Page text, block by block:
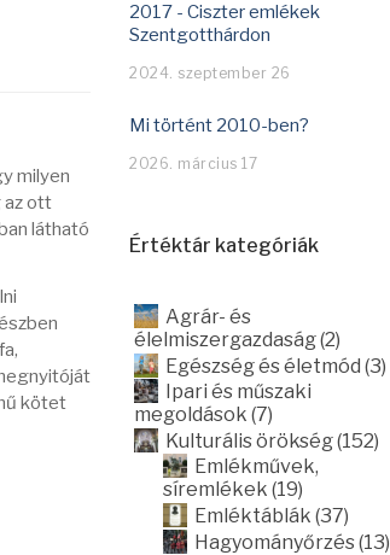
milyen
az ott
látható
kötet
2017 - Ciszter emlékek
Szentgotthárdon
2024. szeptember 26
Mi történt 2010-ben?
2026. március 17
Értéktár kategóriák
Agrár- és
élelmiszergazdaság (2)
Egészség és életmód (3)
Ipari és műszaki
megoldások (7)
Kulturális örökség (152)
Emlékművek,
síremlékek (19)
Emléktáblák (37)
Hagyományőrzés (13)